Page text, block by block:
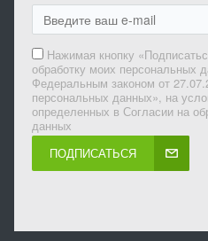
Нажимая кнопку
обработку моих персональных
Федеральным законом от
персональных данных», на
определенных в Согласии на
данных
ПОДПИСАТЬСЯ